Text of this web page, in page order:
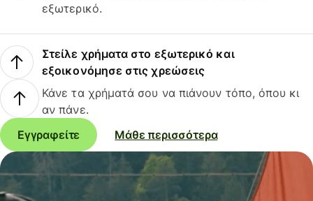
εξωτερικό.
Στείλε χρήματα στο εξωτερικό και
εξοικονόμησε στις χρεώσεις
Κάνε τα χρήματά σου να πιάνουν τόπο, όπου κι
αν πάνε.
Εγγραφείτε
Μάθε περισσότερα